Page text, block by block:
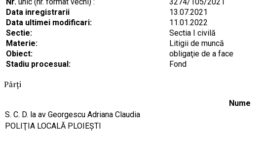
Data inregistrarii
13.07.2021
Data ultimei modificari:
11.01.2022
Sectie:
Sectia I civilă
Materie:
Litigii de muncă
Obiect:
obligaţie de a face
Stadiu procesual:
Fond
Părţi
Nume
S. C. D. la av Georgescu Adriana Claudia
POLIŢIA LOCALĂ PLOIEŞTI